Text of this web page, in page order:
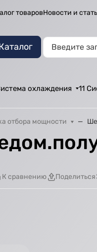
товаровНовости и
охлаждения 11
отбора мощности
К сравнению Поделиться